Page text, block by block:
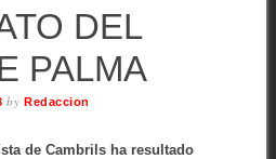
DEL
PALMA
byRedaccion
de Cambrils ha resultado